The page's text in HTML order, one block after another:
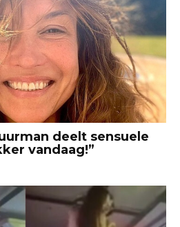
deelt sensuele
vandaag!”